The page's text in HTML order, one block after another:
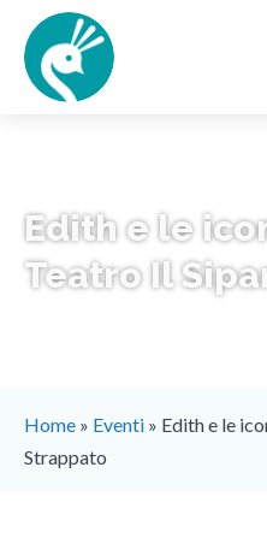
Edith e le
Teatro Il
Home » Eventi » Edith e le
Strappato